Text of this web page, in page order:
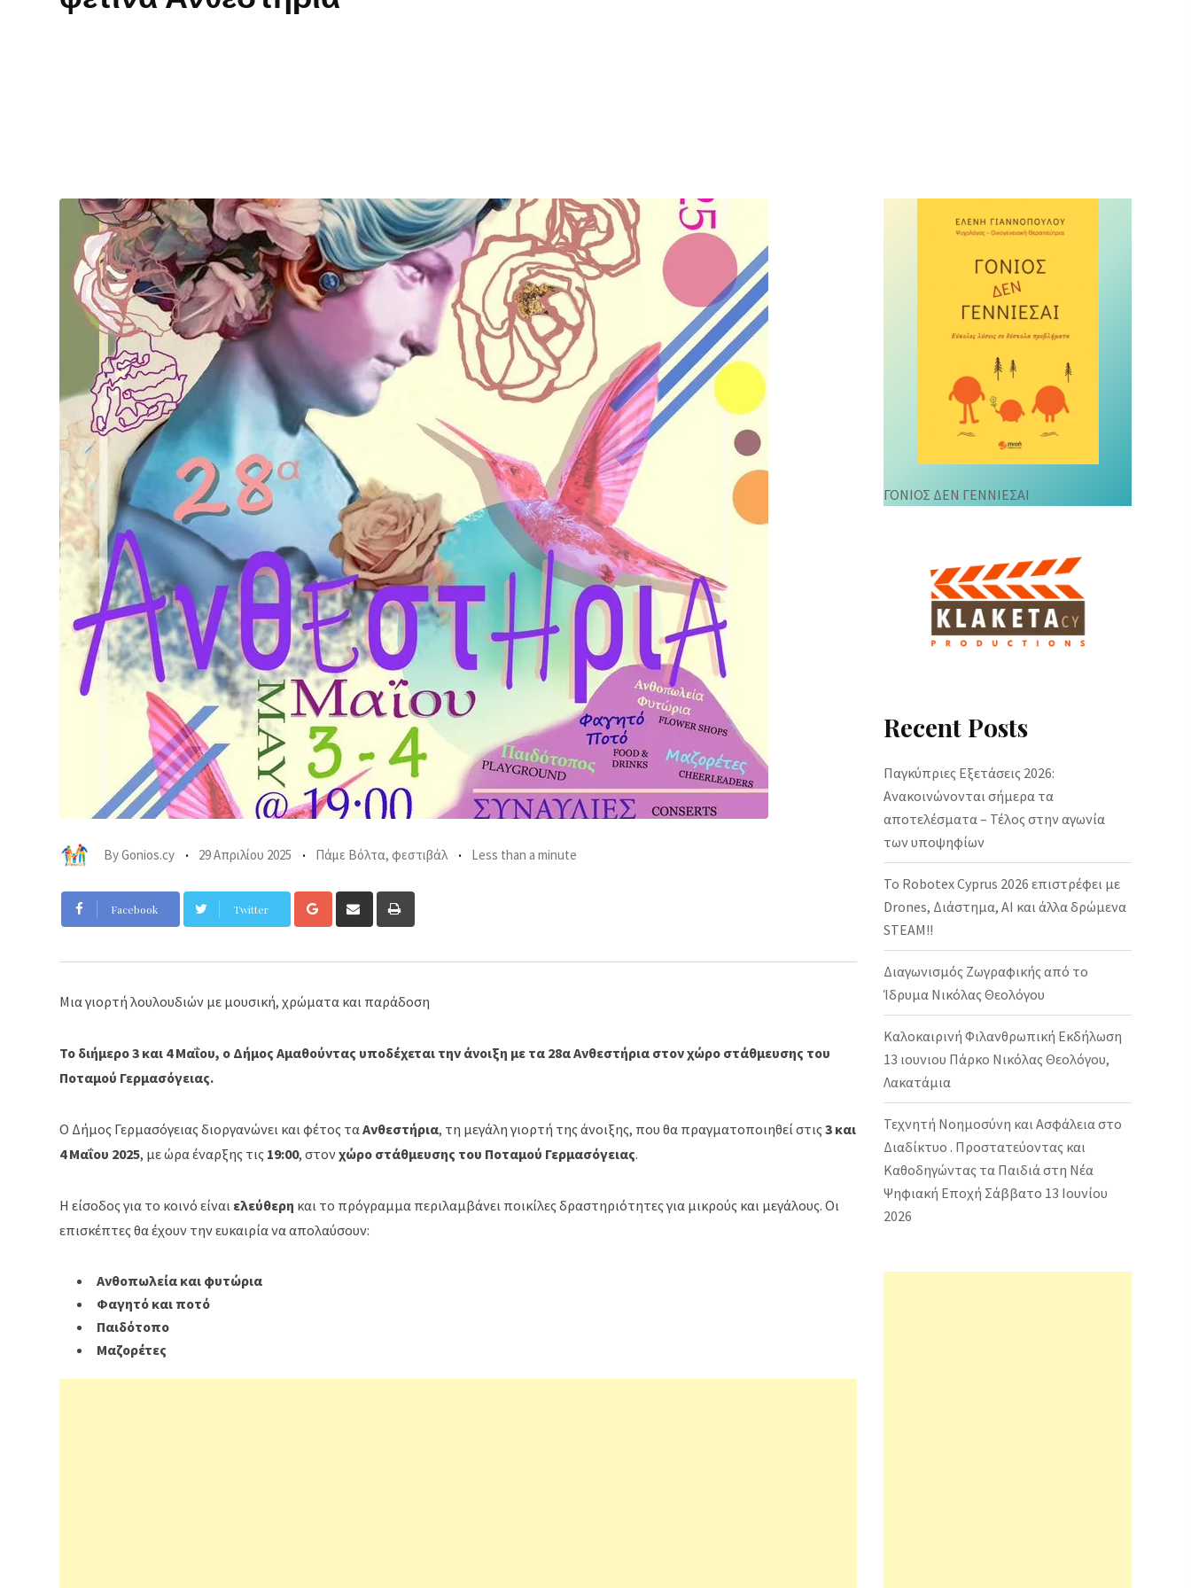
ByGonios.cy 29 Απριλίου 2025 Πάμε Βόλτα, φεστιβάλ Less than a minute
Facebook Twitter Google+ Share
via
Μια γιορτή λουλουδιών με μουσική, χρώματα και παράδοση
Το διήμερο 3 και 4 Μαΐου, ο Δήμος Αμαθούντας υποδέχεται την άνοιξη με τα 28α Ανθεστήρια στον χώρο στάθμευσης του
Ποταμού Γερμασόγειας.
Ο Δήμος Γερμασόγειας διοργανώνει και φέτος ταΑνθεστήρια, τη μεγάλη γιορτή της άνοιξης, που θα πραγματοποιηθεί στις 3 και
4 Μαΐου 2025, με ώρα έναρξης τις 19:00, στονχώρο στάθμευσης του Ποταμού Γερμασόγειας.
Η είσοδος για το κοινό είναι ελεύθερη και το πρόγραμμα περιλαμβάνει ποικίλες δραστηριότητες για μικρούς και μεγάλους. Οι
επισκέπτες θα έχουν την ευκαιρία να απολαύσουν:
Ανθοπωλεία και φυτώρια
Φαγητό και ποτό
Παιδότοπο
Μαζορέτες
ΓΟΝΙΟΣ ΔΕΝ ΓΕΝΝΙΕΣΑΙ
Recent Posts
Παγκύπριες Εξετάσεις 2026:
Ανακοινώνονται σήμερα τα
αποτελέσματα – Τέλος στην αγωνία
των υποψηφίων
Το Robotex Cyprus 2026 επιστρέφει με
Drones, Διάστημα, AI και άλλα δρώμενα
STEAM!!
Διαγωνισμός Ζωγραφικής από το
Ίδρυμα Νικόλας Θεολόγου
Καλοκαιρινή Φιλανθρωπική Εκδήλωση
13 ιουνιου Πάρκο Νικόλας Θεολόγου,
Λακατάμια
Τεχνητή Νοημοσύνη και Ασφάλεια στο
Διαδίκτυο . Προστατεύοντας και
Καθοδηγώντας τα Παιδιά στη Νέα
Ψηφιακή Εποχή Σάββατο 13 Ιουνίου
2026